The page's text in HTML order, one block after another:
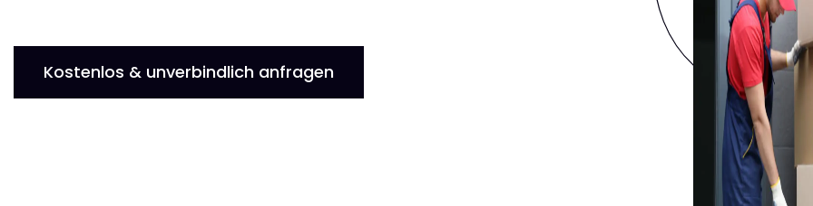
Kostenlos & unverbindlich anfragen